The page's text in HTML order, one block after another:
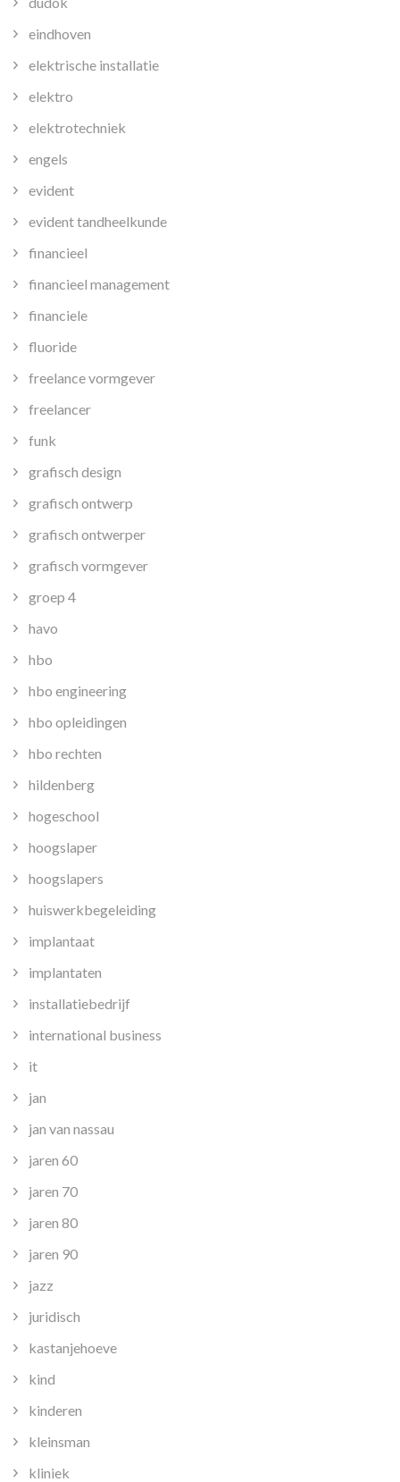
eindhoven
elektrische installatie
elektro
elektrotechniek
engels
evident
evident tandheelkunde
financieel
financieel management
financiele
fluoride
freelance vormgever
freelancer
funk
grafisch design
grafisch ontwerp
grafisch ontwerper
grafisch vormgever
groep 4
havo
hbo
hbo engineering
hbo opleidingen
hbo rechten
hildenberg
hogeschool
hoogslaper
hoogslapers
huiswerkbegeleiding
implantaat
implantaten
installatiebedrijf
international business
it
jan
jan van nassau
jaren 60
jaren 70
jaren 80
jaren 90
jazz
juridisch
kastanjehoeve
kind
kinderen
kleinsman
kliniek